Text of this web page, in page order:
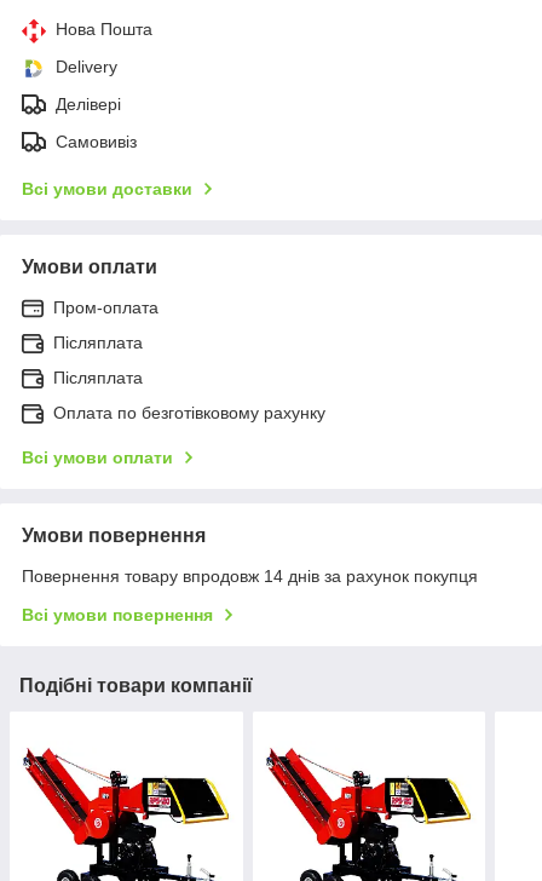
Нова Пошта
Delivery
Делівері
Самовивіз
Всі умови доставки
Умови оплати
Пром-оплата
Післяплата
Післяплата
Оплата по безготівковому рахунку
Всі умови оплати
Умови повернення
Повернення товару впродовж 14 днів за рахунок покупця
Всі умови повернення
Подібні товари компанії